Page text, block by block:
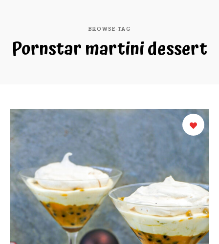
BROWSE-TAG
Pornstar martini dessert